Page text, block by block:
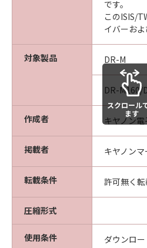
です。
このISIS/
イバーお
対象製品 DR-M
DR-M160/
作成者 キヤノン
掲載者 キヤノンマ
転載条件 許可無く
圧縮形式
使用条件 ダウンロ
スクロール
ます